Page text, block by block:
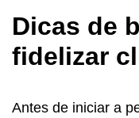
Dicas de
fidelizar
Antes de iniciar a